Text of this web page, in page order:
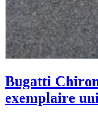
Bugatti
exemplaire